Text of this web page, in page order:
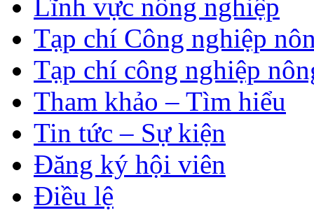
Lĩnh vực nông nghiệp
Tạp chí Công nghiệp
Tạp chí công nghiệp
Tham khảo – Tìm hiểu
Tin tức – Sự kiện
Đăng ký hội viên
Điều lệ